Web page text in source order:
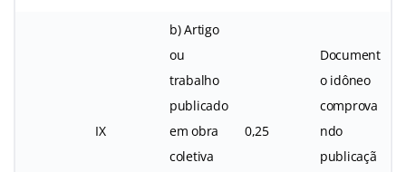
IX
b) Artigo
ou
trabalho
publicado
em obra
coletiva
0,25
Document
o idôneo
comprova
ndo
publicaçã